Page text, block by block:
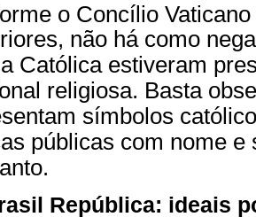
o Concílio Vaticano
não há como
Católica estiveram
religiosa. Basta
símbolos
públicas com nome
República: ideais